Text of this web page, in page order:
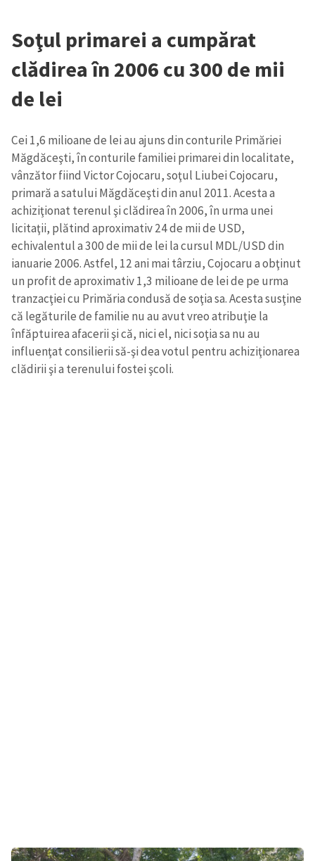
Soţul primarei a cumpărat
clădirea în 2006 cu 300 de mii
de lei
Cei 1,6 milioane de lei au ajuns din conturile Primăriei
Măgdăceşti, în conturile familiei primarei din localitate,
vânzător fiind Victor Cojocaru, soţul Liubei Cojocaru,
primară a satului Măgdăceşti din anul 2011. Acesta a
achiziţionat terenul şi clădirea în 2006, în urma unei
licitaţii, plătind aproximativ 24 de mii de USD,
echivalentul a 300 de mii de lei la cursul MDL/USD din
ianuarie 2006. Astfel, 12 ani mai târziu, Cojocaru a obţinut
un profit de aproximativ 1,3 milioane de lei de pe urma
tranzacţiei cu Primăria condusă de soţia sa. Acesta susţine
că legăturile de familie nu au avut vreo atribuţie la
înfăptuirea afacerii şi că, nici el, nici soţia sa nu au
influenţat consilierii să-şi dea votul pentru achiziţionarea
clădirii şi a terenului fostei şcoli.